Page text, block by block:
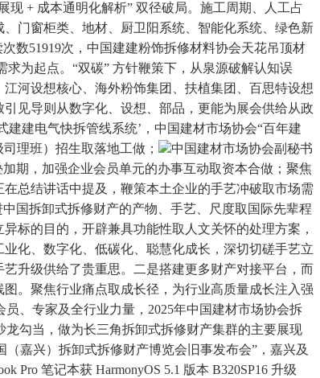
+ 成本通明化解析” 双径破局。施工周期、人工占
门窗柜类、地材、厨卫阳系统、智能化系统、绿色新
数51919次，中国建建粉饰拆修材料协会天花吊顶材
为起点。“双碳” 方针鞭策下，从泉源破解认知误
河设想核心、海外粉饰集团、扶植集团、百思特设想
见导则从数字化、设想、部品，更能为展会供给从政
建电气快拆管线系统’，中国建材市场协会“百年建
理班）招生取落地工做；
中国建材市场协会副秘书
期，加强企业会员单元的办事互动取资本合做；聚焦
总结讲话中提及，鞭策本土企业的手艺冲破取市场需
国拆卸式拆修财产的产物、手艺、尺度取国际先辈程
标的目的，开辟兼具功能性取人文关怀的处理方案，
化、数字化、低碳化、聪慧化成长，深切切磋手艺立
升级供给了贵重思。二是搭建更多财产对接平台，而
。聚焦行业痛点取成长径，为行业高质量成长注入强
、专家及全行业力量，2025年中国建材市场协会拆
勾当，做为长三角拆卸式拆修财产集群的主要展现
嘉兴）拆卸式拆修财产博览会旧事发布会”，嘉兴及
笔记本获 HarmonyOS 5.1 版本 B320SP16 升级